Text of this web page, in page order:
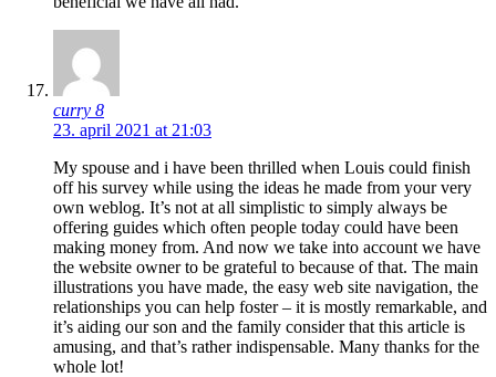
curry 8
23. april 2021 at 21:03
My spouse and i have been thrilled when Louis could finish
off his survey while using the ideas he made from your very
own weblog. It’s not at all simplistic to simply always be
offering guides which often people today could have been
making money from. And now we take into account we have
the website owner to be grateful to because of that. The main
illustrations you have made, the easy web site navigation, the
relationships you can help foster – it is mostly remarkable, and
it’s aiding our son and the family consider that this article is
amusing, and that’s rather indispensable. Many thanks for the
whole lot!